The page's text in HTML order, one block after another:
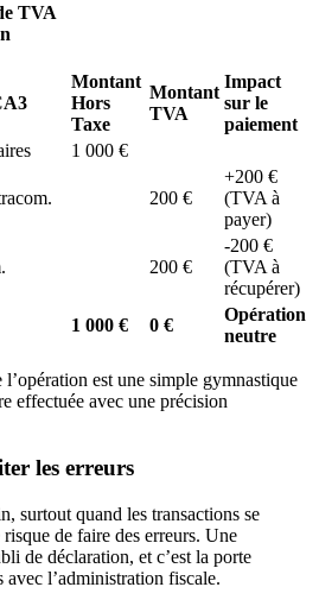
TVA
Montant
Hors
Taxe
Montant
TVA
Impact
sur le
paiement
1 000 €
200 €
+200 €
(TVA à
payer)
200 €
-200 €
(TVA à
récupérer)
1 000 € 0 €
Opération
neutre
est une simple gymnastique
effectuée avec une précision
les erreurs
surtout quand les transactions se
de faire des erreurs. Une
de déclaration, et c’est la porte
l’administration fiscale.